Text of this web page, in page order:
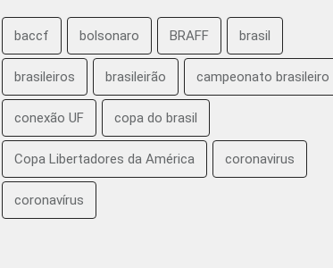
baccf bolsonaro BRAFF brasil
brasileiros brasileirão campeonato brasileiro
conexão UF copa do brasil
Copa Libertadores da América coronavirus
coronavírus